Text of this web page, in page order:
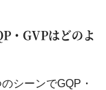
・GVPはどのよ
シーンでGQP・